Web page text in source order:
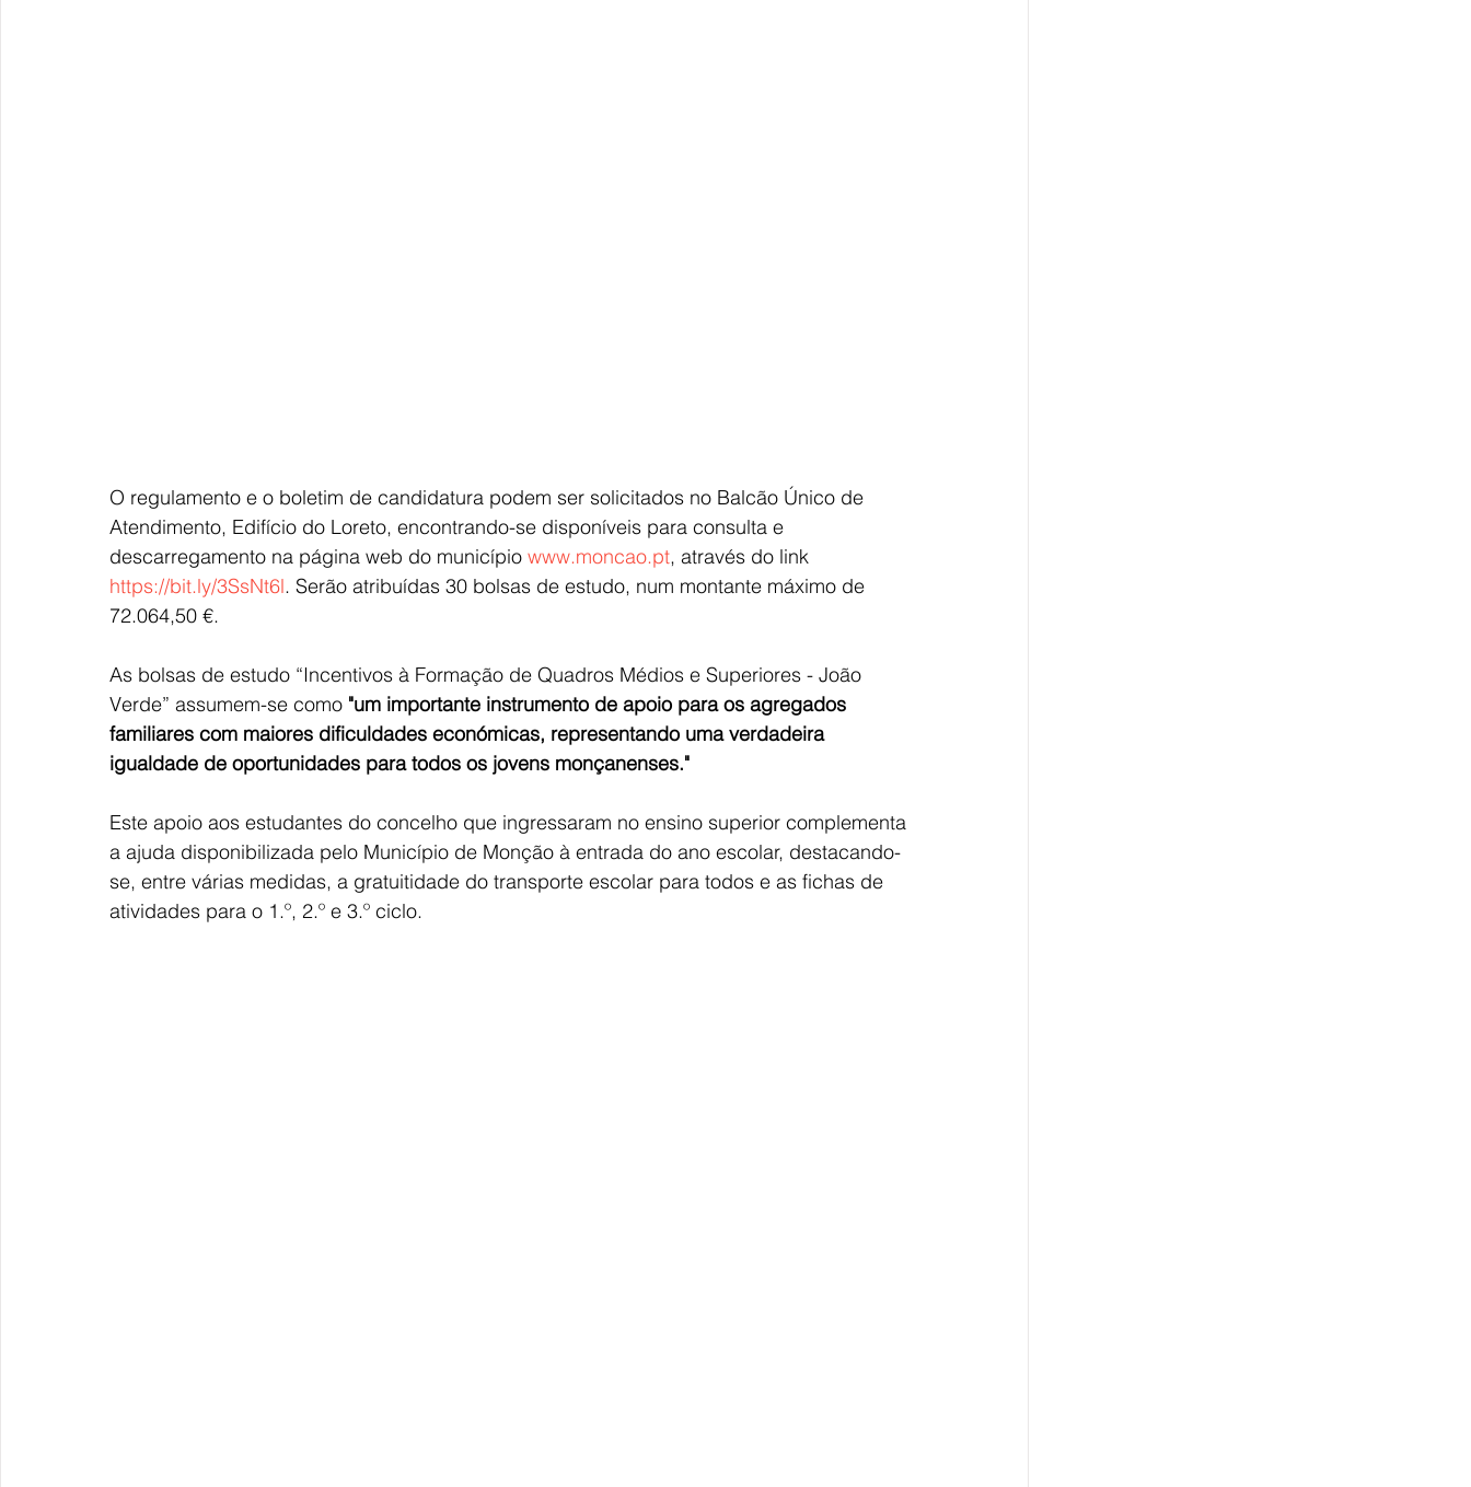
O regulamento e o boletim de candidatura podem ser solicitados no Balcão Único de
Atendimento, Edifício do Loreto, encontrando-se disponíveis para consulta e
descarregamento na página web do município www.moncao.pt, através do link
https://bit.ly/3SsNt6l. Serão atribuídas 30 bolsas de estudo, num montante máximo de
72.064,50 €.
As bolsas de estudo “Incentivos à Formação de Quadros Médios e Superiores - João
Verde” assumem-se como "um importante instrumento de apoio para os agregados
familiares com maiores dificuldades económicas, representando uma verdadeira
igualdade de oportunidades para todos os jovens monçanenses."
Este apoio aos estudantes do concelho que ingressaram no ensino superior complementa
a ajuda disponibilizada pelo Município de Monção à entrada do ano escolar, destacando-
se, entre várias medidas, a gratuitidade do transporte escolar para todos e as fichas de
atividades para o 1.º, 2.º e 3.º ciclo.